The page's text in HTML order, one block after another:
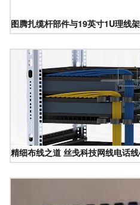
图腾扎缆杆部件与19英寸1U理线
精细布线之道 丝戋科技网线电话